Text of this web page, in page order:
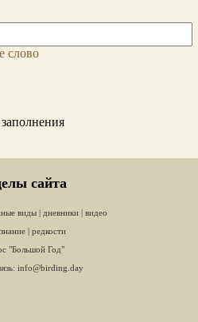
слово
сайта
виды | дневники | видео
| редкости
"Большой Год"
info@birding.day